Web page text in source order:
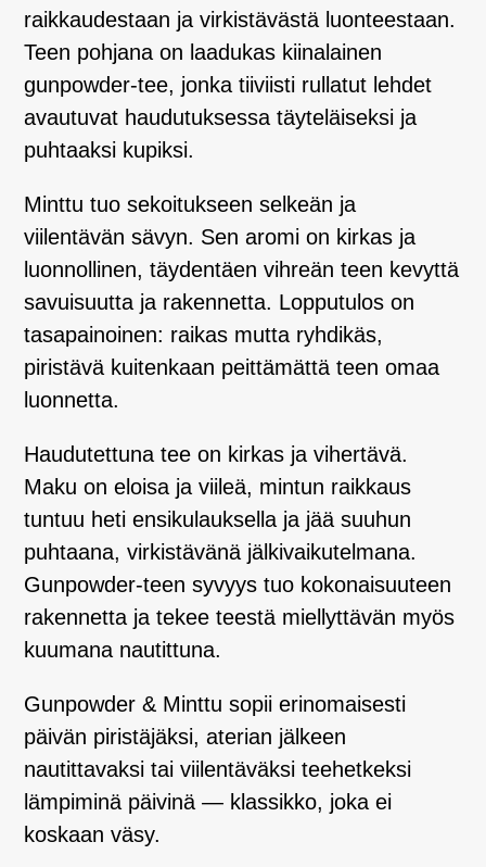
raikkaudestaan ja virkistävästä luonteestaan.
Teen pohjana on laadukas kiinalainen
gunpowder-tee, jonka tiiviisti rullatut lehdet
avautuvat haudutuksessa täyteläiseksi ja
puhtaaksi kupiksi.
Minttu tuo sekoitukseen selkeän ja
viilentävän sävyn. Sen aromi on kirkas ja
luonnollinen, täydentäen vihreän teen kevyttä
savuisuutta ja rakennetta. Lopputulos on
tasapainoinen: raikas mutta ryhdikäs,
piristävä kuitenkaan peittämättä teen omaa
luonnetta.
Haudutettuna tee on kirkas ja vihertävä.
Maku on eloisa ja viileä, mintun raikkaus
tuntuu heti ensikulauksella ja jää suuhun
puhtaana, virkistävänä jälkivaikutelmana.
Gunpowder-teen syvyys tuo kokonaisuuteen
rakennetta ja tekee teestä miellyttävän myös
kuumana nautittuna.
Gunpowder & Minttu sopii erinomaisesti
päivän piristäjäksi, aterian jälkeen
nautittavaksi tai viilentäväksi teehetkeksi
lämpiminä päivinä — klassikko, joka ei
koskaan väsy.